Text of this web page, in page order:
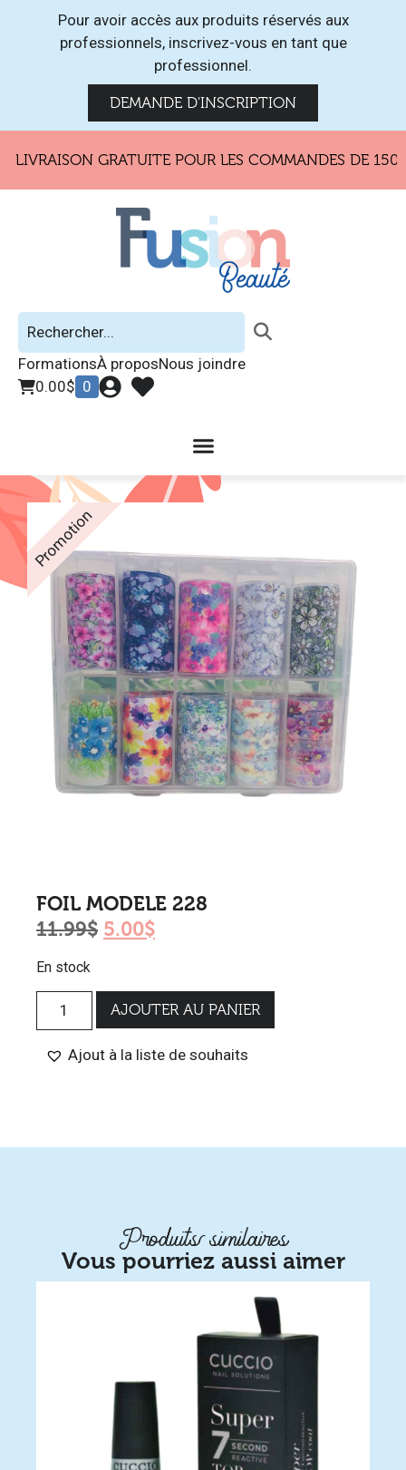
Pour avoir accès aux produits réservés aux
professionnels, inscrivez-vous en tant que
professionnel.
DEMANDE D'INSCRIPTION
LIVRAISON GRATUITE POUR LES COMMANDES DE
FormationsÀ proposNous joindre
0.00$ 0
Promotion
FOIL MODELE 228
11.99$ 5.00$
En stock
AJOUTER AU PANIER
Ajout à la liste de souhaits
Produits similaires
Vous pourriez aussi aimer